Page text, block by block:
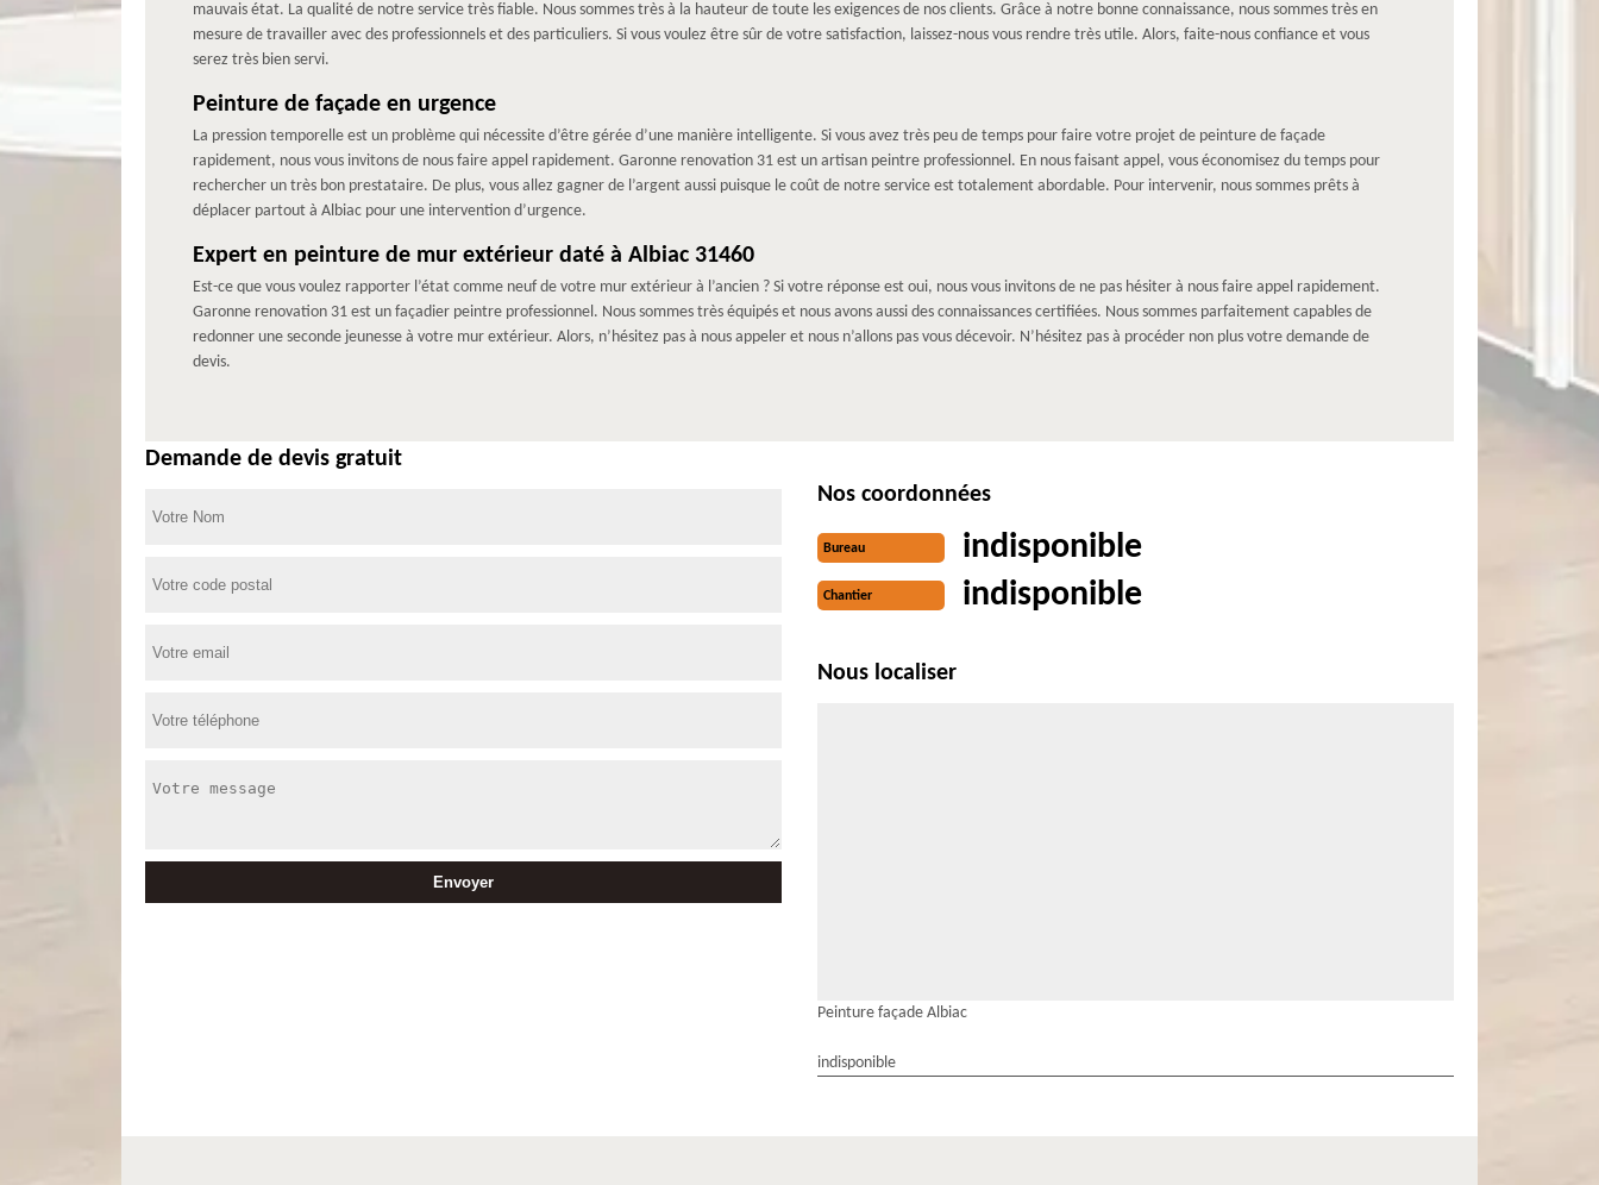
mauvais état. La qualité de notre service très fiable. Nous sommes très à la hauteur de toute les exigences de nos clients. Grâce à notre bonne connaissance, nous sommes très en
mesure de travailler avec des professionnels et des particuliers. Si vous voulez être sûr de votre satisfaction, laissez-nous vous rendre très utile. Alors, faite-nous confiance et vous
serez très bien servi.
Peinture de façade en urgence
La pression temporelle est un problème qui nécessite d’être gérée d’une manière intelligente. Si vous avez très peu de temps pour faire votre projet de peinture de façade
rapidement, nous vous invitons de nous faire appel rapidement. Garonne renovation 31 est un artisan peintre professionnel. En nous faisant appel, vous économisez du temps pour
rechercher un très bon prestataire. De plus, vous allez gagner de l’argent aussi puisque le coût de notre service est totalement abordable. Pour intervenir, nous sommes prêts à
déplacer partout à Albiac pour une intervention d’urgence.
Expert en peinture de mur extérieur daté à Albiac 31460
Est-ce que vous voulez rapporter l’état comme neuf de votre mur extérieur à l’ancien ? Si votre réponse est oui, nous vous invitons de ne pas hésiter à nous faire appel rapidement.
Garonne renovation 31 est un façadier peintre professionnel. Nous sommes très équipés et nous avons aussi des connaissances certifiées. Nous sommes parfaitement capables de
redonner une seconde jeunesse à votre mur extérieur. Alors, n’hésitez pas à nous appeler et nous n’allons pas vous décevoir. N’hésitez pas à procéder non plus votre demande de
devis.
Demande de devis gratuit
Nos coordonnées
Bureau indisponible
Chantier indisponible
Nous localiser
Peinture façade Albiac
indisponible